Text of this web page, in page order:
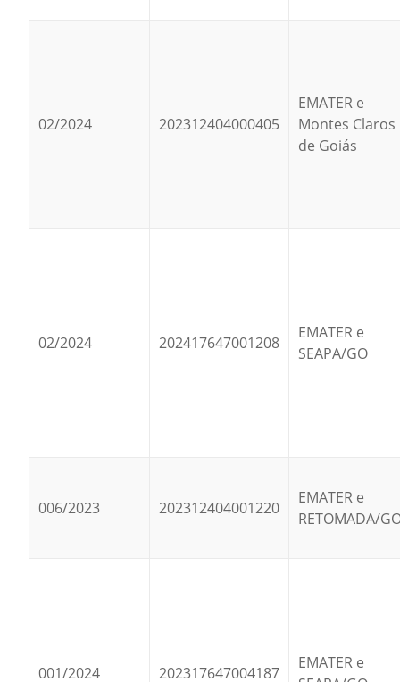
02/2024 202312404000405
EMATER e
Montes Claros
de Goiás
02/2024 202417647001208
EMATER e
SEAPA/GO
006/2023 202312404001220
EMATER e
RETOMADA/
001/2024 202317647004187
EMATER e